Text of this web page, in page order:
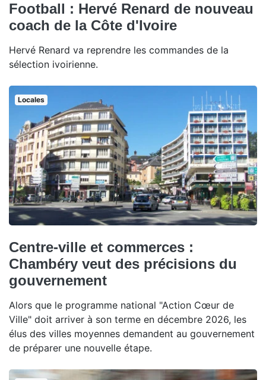
Football : Hervé Renard de nouveau
coach de la Côte d'Ivoire
Hervé Renard va reprendre les commandes de la
sélection ivoirienne.
Locales
Centre-ville et commerces :
Chambéry veut des précisions du
gouvernement
Alors que le programme national "Action Cœur de
Ville" doit arriver à son terme en décembre 2026, les
élus des villes moyennes demandent au gouvernement
de préparer une nouvelle étape.